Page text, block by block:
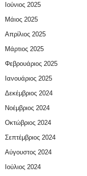
Ιούνιος 2025
Μάιος 2025
Απρίλιος 2025
Μάρτιος 2025
Φεβρουάριος 2025
Ιανουάριος 2025
Δεκέμβριος 2024
Νοέμβριος 2024
Οκτώβριος 2024
Σεπτέμβριος 2024
Αύγουστος 2024
Ιούλιος 2024